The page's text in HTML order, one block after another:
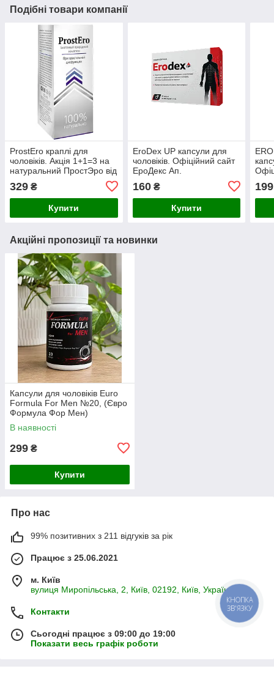
Подібні товари компанії
ProstEro краплі для
чоловіків. Акція 1+1=3 на
натуральний ПростЭро від
329 ₴
Купити
EroDex UP капсули для
чоловіків. Офіційний сайт
ЕроДекс Ап.
160₴
Купити
199
Акційні пропозиції та новинки
Капсули для чоловіків Euro
Formula For Men №20, (Євро
Формула Фор Мен)
В наявності
299 ₴
Купити
Про нас
99% позитивних з 211 відгуків за рік
Працює з 25.06.2021
м. Київ
вулиця Миропільська, 2, Київ, 02192, Київ, Україна
Контакти
Сьогодні працює з 09:00 до 19:00
Показати весь графік роботи
КНОПКА
ЗВ'ЯЗКУ